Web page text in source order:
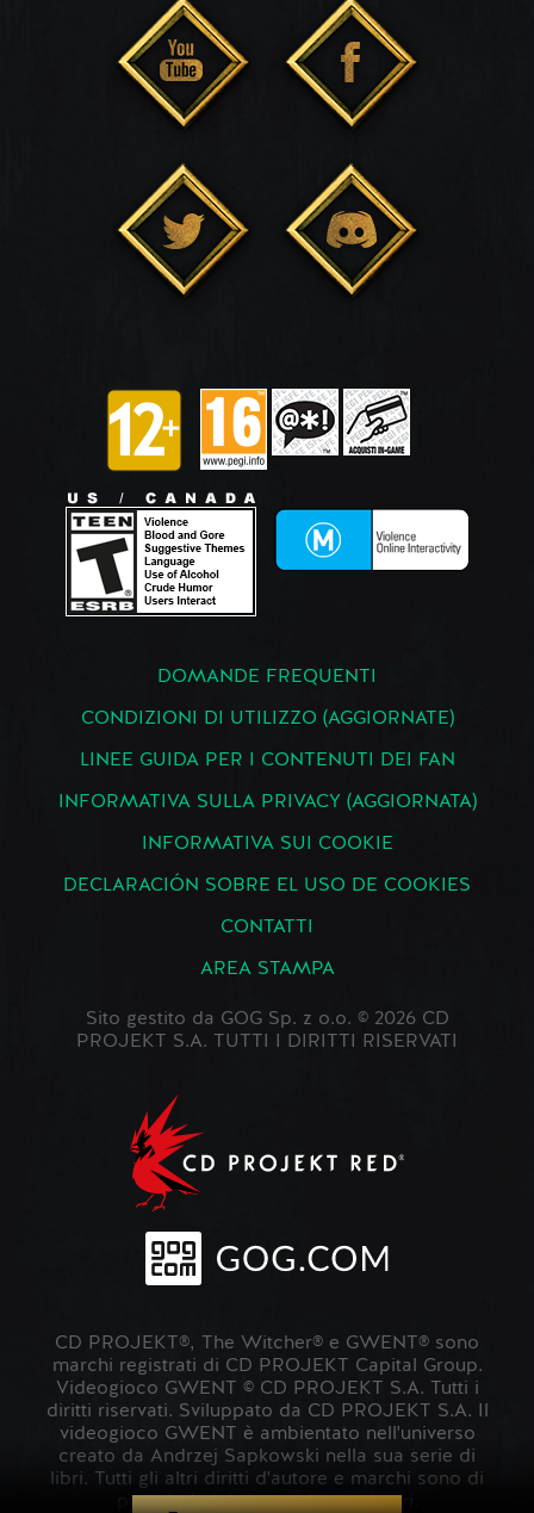
DOMANDE FREQUENTI
CONDIZIONI DI UTILIZZO (AGGIORNATE)
LINEE GUIDA PER I CONTENUTI DEI FAN
INFORMATIVA SULLA PRIVACY (AGGIORNATA)
INFORMATIVA SUI COOKIE
DECLARACIÓN SOBRE EL USO DE COOKIES
CONTATTI
AREA STAMPA
Sito gestito da GOG Sp. z o.o. © 2026 CD
PROJEKT S.A. TUTTI I DIRITTI RISERVATI
CD PROJEKT®, The Witcher® e GWENT® sono
marchi registrati di CD PROJEKT Capital Group.
Videogioco GWENT © CD PROJEKT S.A. Tutti i
diritti riservati. Sviluppato da CD PROJEKT S.A. Il
videogioco GWENT è ambientato nell'universo
creato da Andrzej Sapkowski nella sua serie di
libri. Tutti gli altri diritti d'autore e marchi sono di
proprietà dei rispettivi proprietari.